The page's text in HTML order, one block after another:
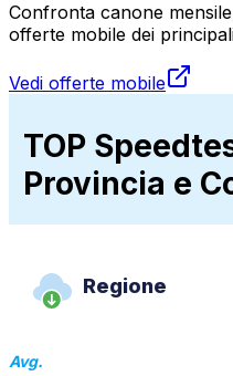
Confronta canone
offerte mobile dei
Vedi offerte mobile
TOP
Provincia e
Regione
Avg.